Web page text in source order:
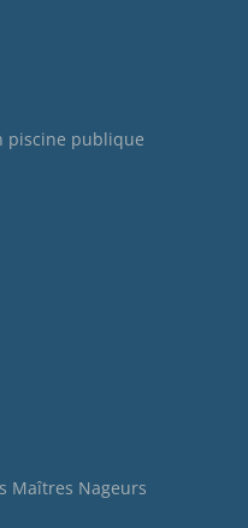
piscine publique
Maîtres Nageurs